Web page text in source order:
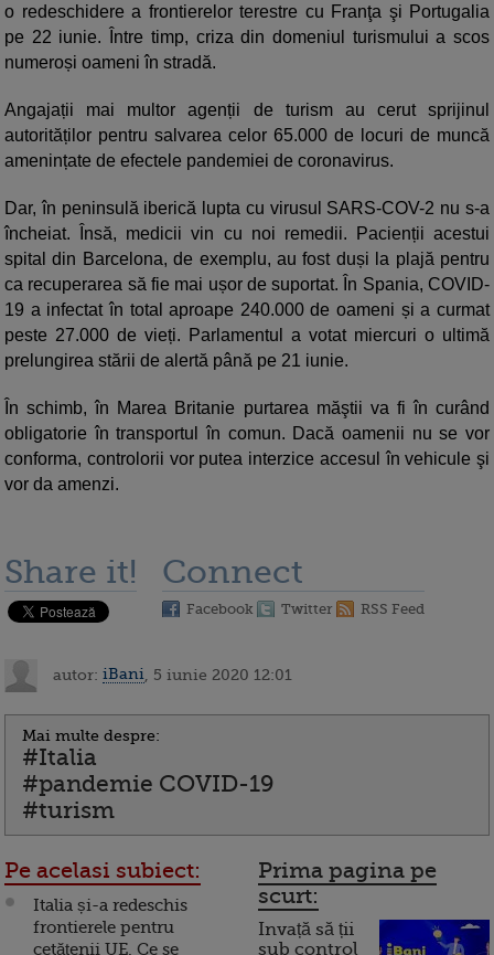
o redeschidere a frontierelor terestre cu Franţa şi Portugalia
pe 22 iunie. Între timp, criza din domeniul turismului a scos
numeroși oameni în stradă.
Angajații mai multor agenții de turism au cerut sprijinul
autorităților pentru salvarea celor 65.000 de locuri de muncă
amenințate de efectele pandemiei de coronavirus.
Dar, în peninsulă iberică lupta cu virusul SARS-COV-2 nu s-a
încheiat. Însă, medicii vin cu noi remedii. Pacienții acestui
spital din Barcelona, de exemplu, au fost duși la plajă pentru
ca recuperarea să fie mai ușor de suportat. În Spania, COVID-
19 a infectat în total aproape 240.000 de oameni și a curmat
peste 27.000 de vieți. Parlamentul a votat miercuri o ultimă
prelungirea stării de alertă până pe 21 iunie.
În schimb, în Marea Britanie purtarea măştii va fi în curând
obligatorie în transportul în comun. Dacă oamenii nu se vor
conforma, controlorii vor putea interzice accesul în vehicule şi
vor da amenzi.
Share it! Connect
Facebook Twitter RSS Feed
autor: iBani , 5 iunie 2020 12:01
Mai multe despre:
#Italia
#pandemie COVID-19
#turism
Pe acelasi subiect:
Italia și-a redeschis
frontierele pentru
cetățenii UE. Ce se
Prima pagina pe
scurt:
Invață să ții
sub control